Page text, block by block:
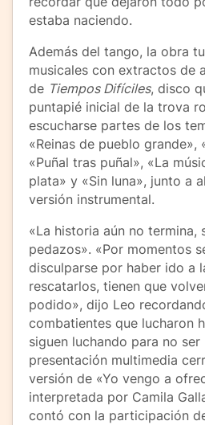
estaba naciendo.
Además del tango, la obra
musicales con extractos de
de Tiempos Difíciles, disco
puntapié inicial de la trova
escucharse partes de los
«Reinas de pueblo grande»,
«Puñal tras puñal», «La
plata» y «Sin luna», junto a
versión instrumental.
«La historia aún no termina,
pedazos». «Por momentos
disculparse por haber ido a
rescatarlos, tienen que
podido», dijo Leo
combatientes que lucharon
siguen luchando para no
presentación multimedia
versión de «Yo vengo a
interpretada por Camila
contó con la participación